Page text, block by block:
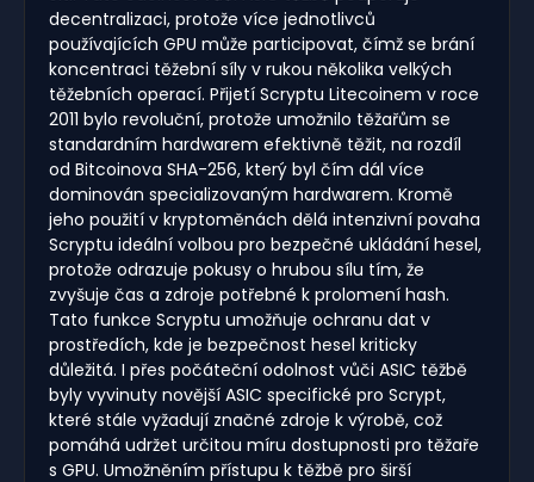
decentralizaci, protože více jednotlivců
používajících GPU může participovat, čímž se brání
koncentraci těžební síly v rukou několika velkých
těžebních operací. Přijetí Scryptu Litecoinem v roce
2011 bylo revoluční, protože umožnilo těžařům se
standardním hardwarem efektivně těžit, na rozdíl
od Bitcoinova SHA-256, který byl čím dál více
dominován specializovaným hardwarem. Kromě
jeho použití v kryptoměnách dělá intenzivní povaha
Scryptu ideální volbou pro bezpečné ukládání hesel,
protože odrazuje pokusy o hrubou sílu tím, že
zvyšuje čas a zdroje potřebné k prolomení hash.
Tato funkce Scryptu umožňuje ochranu dat v
prostředích, kde je bezpečnost hesel kriticky
důležitá. I přes počáteční odolnost vůči ASIC těžbě
byly vyvinuty novější ASIC specifické pro Scrypt,
které stále vyžadují značné zdroje k výrobě, což
pomáhá udržet určitou míru dostupnosti pro těžaře
s GPU. Umožněním přístupu k těžbě pro širší